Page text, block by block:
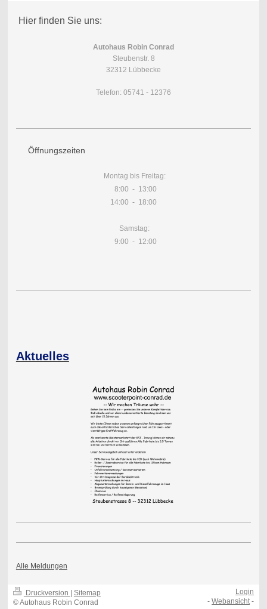
Hier finden Sie uns:
Autohaus Robin Conrad
Steubenstr. 8
32312 Lübbecke
Telefon: 05741 - 12376
Öffnungszeiten
Montag bis Freitag:
8:00 - 13:00
14:00 - 18:00
Samstag:
9:00 - 12:00
Aktuelles
Alle Meldungen
Druckversion
Sitemap
© Autohaus Robin Conrad
Login
-Webansicht-